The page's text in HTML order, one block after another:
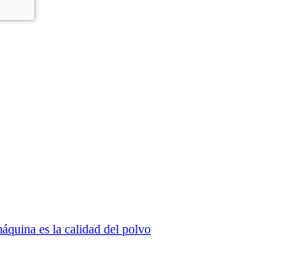
es la calidad del polvo